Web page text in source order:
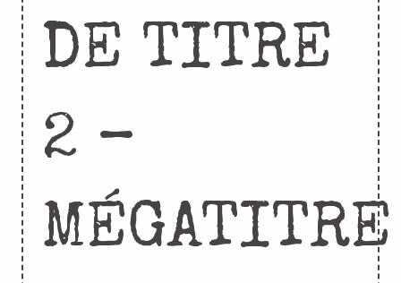
DE TITRE
2 –
MÉGATITRE